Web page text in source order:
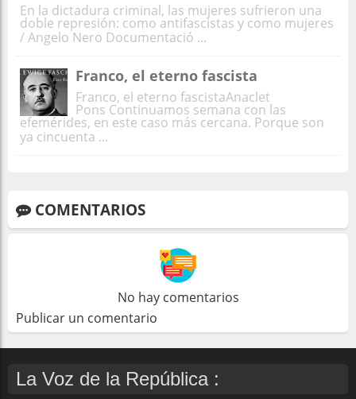
En la dictadura criminal, las mujeres sufrieron una
doble represión: como antifascistas y como mujeres
/ Angelo Nero Documentació ...
Franco, el eterno fascista
Franco, el eterno fascistaAnaclet
Pons Continuamos semana con las
efemérides, en este caso más cercana. Porque son
ya cincuenta ...
COMENTARIOS
No hay comentarios
Publicar un comentario
La Voz de la República :